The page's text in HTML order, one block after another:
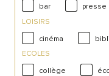
bar
presse
LOISIRS
cinéma
ECOLES
collège